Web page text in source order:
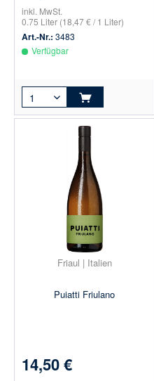
inkl. MwSt.
0.75 Liter (18,47 € / 1 Liter)
Art.-Nr.: 3483
Verfügbar
Friaul | Italien
Puiatti Friulano
14,50 €